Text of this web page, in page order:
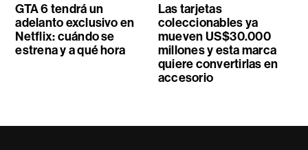
GTA 6 tendrá un
adelanto exclusivo en
Netflix: cuándo se
estrena y a qué hora
Las tarjetas
coleccionables ya
mueven US$30.000
millones y esta marca
quiere convertirlas en
accesorio